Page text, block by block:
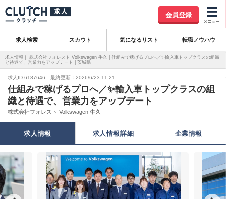
会員登録
求人検索 スカウト 気になるリスト 転職ノウハウ
求人情報｜ 株式会社フォレスト Volkswagen 牛久 | 仕組みで稼げるプロへ／✨輸入車トップクラスの組織
と待遇で、営業力をアップデート | 茨城県
求人ID.6187646 最終更新：2026/6/23 11:21
仕組みで稼げるプロへ／✨輸入車トップクラスの組
織と待遇で、営業力をアップデート
株式会社フォレスト Volkswagen 牛久
求人情報 求人情報詳細 企業情報